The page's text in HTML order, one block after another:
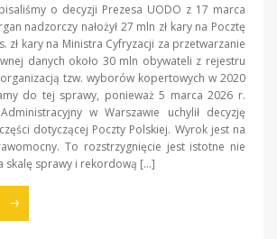
o decyzji Prezesa UODO z 17 marca
nadzorczy nałożył 27 mln zł kary na Pocztę
zł kary na Ministra Cyfryzacji za przetwarzanie
danych około 30 mln obywateli z rejestru
organizacją tzw. wyborów kopertowych w 2020
do tej sprawy, ponieważ 5 marca 2026 r.
w Warszawie uchylił decyzję
dotyczącej Poczty Polskiej. Wyrok jest na
To rozstrzygnięcie jest istotne nie
skalę sprawy i rekordową […]